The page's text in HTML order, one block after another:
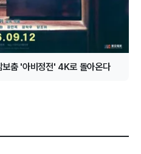
춤 '아비정전' 4K로 돌아온다